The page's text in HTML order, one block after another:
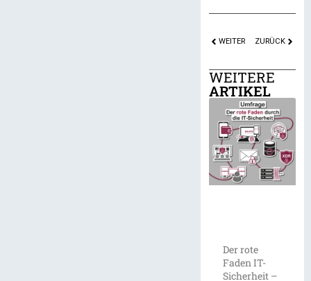
WEITER ZURÜCK
WEITERE
ARTIKEL
Der rote
Faden IT-
Sicherheit –